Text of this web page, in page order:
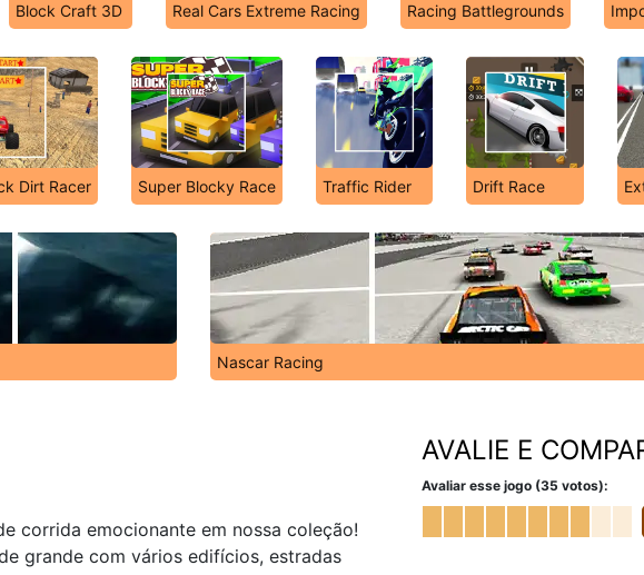
Block Craft 3D Real Cars Extreme Racing Racing Battlegrounds
Dirt Racer Super Blocky Race Traffic Rider Drift Race
Nascar Racing
corrida emocionante em nossa coleção!
grande com vários edifícios, estradas
AVALIE E
Avaliar esse jogo (35 votos):